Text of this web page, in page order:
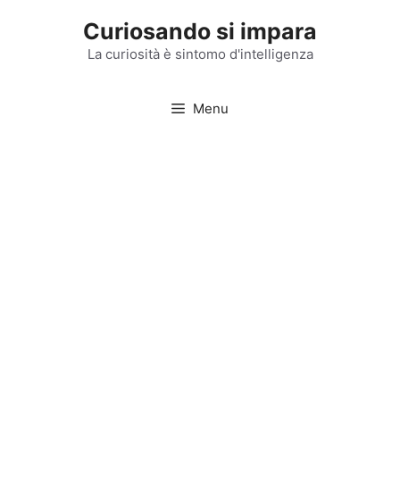
Curiosando si impara
La curiosità è sintomo d'intelligenza
Menu